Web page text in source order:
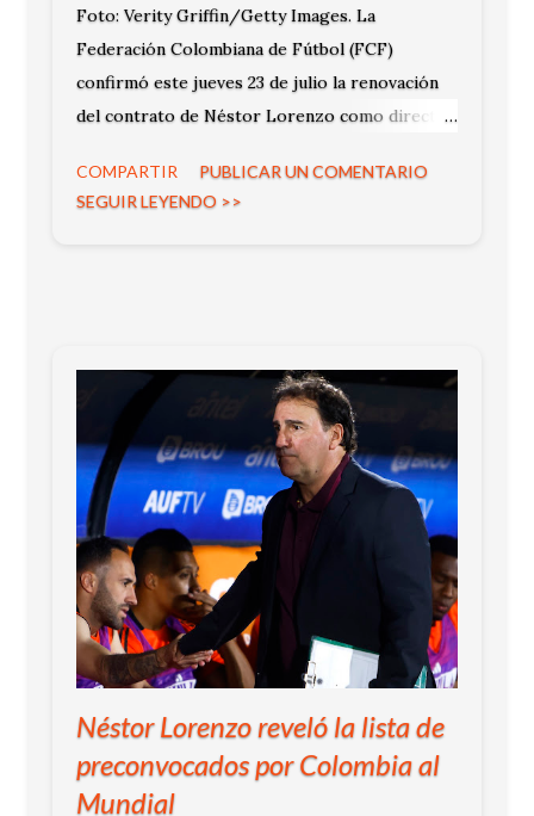
Foto: Verity Griffin/Getty Images. La
Federación Colombiana de Fútbol (FCF)
confirmó este jueves 23 de julio la renovación
del contrato de Néstor Lorenzo como director
Mayores. La decisión fue adoptada por el
Comité Ejecutivo durante una reunión realizada
COMPARTIR
PUBLICAR UN COMENTARIO
SEGUIR LEYENDO >>
Néstor Lorenzo reveló la lista de
preconvocados por Colombia al
Mundial